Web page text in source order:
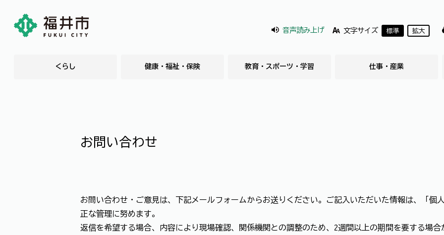
音声読み上げ 文字サイズ 標準 拡大
くらし 健康・福祉・保険 教育・スポーツ・学習 仕事・産業
お問い合わせ
お問い合わせ・ご意見は、下記メールフォームからお送りください。ご記入いただいた情報は、「個
正な管理に努めます。
返信を希望する場合、内容により現場確認、関係機関との調整のため、2週間以上の期間を要する場